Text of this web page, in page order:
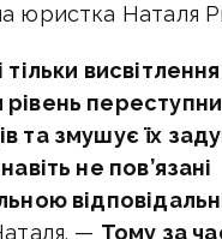
юристка Наталя
тільки
та змушує їх
не пов’язані
— Тому за